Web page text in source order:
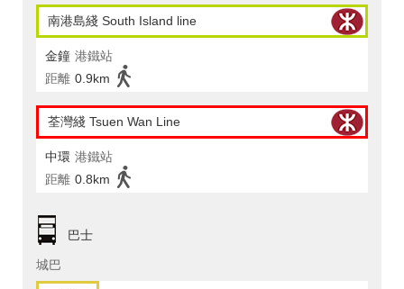
南港島綫 South Island line
金鐘 港鐵站
距離 0.9km
荃灣綫 Tsuen Wan Line
中環 港鐵站
距離 0.8km
巴士
城巴